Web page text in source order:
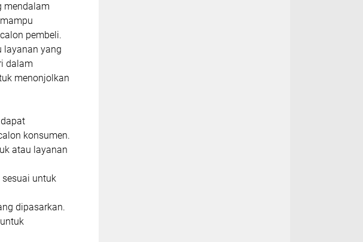
mendalam
pembeli.
layanan yang
dalam
menonjolkan
konsumen.
atau layanan
untuk
dipasarkan.